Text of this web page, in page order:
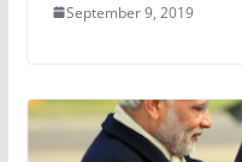
September 9, 2019